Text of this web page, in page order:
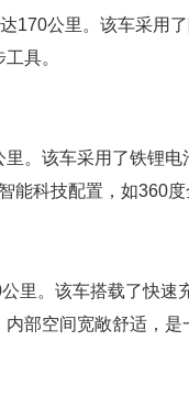
170公里。该车采用
具。
。该车采用了铁锂电
科技配置，如360度
里。该车搭载了快速
部空间宽敞舒适，是